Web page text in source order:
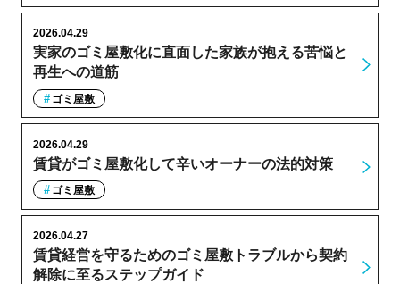
実家のゴミ屋敷化に直面した家族が抱える苦悩と
再生への道筋
2026.04.29
ゴミ屋敷
賃貸がゴミ屋敷化して辛いオーナーの法的対策
2026.04.29
ゴミ屋敷
賃貸経営を守るためのゴミ屋敷トラブルから契約
解除に至るステップガイド
2026.04.27